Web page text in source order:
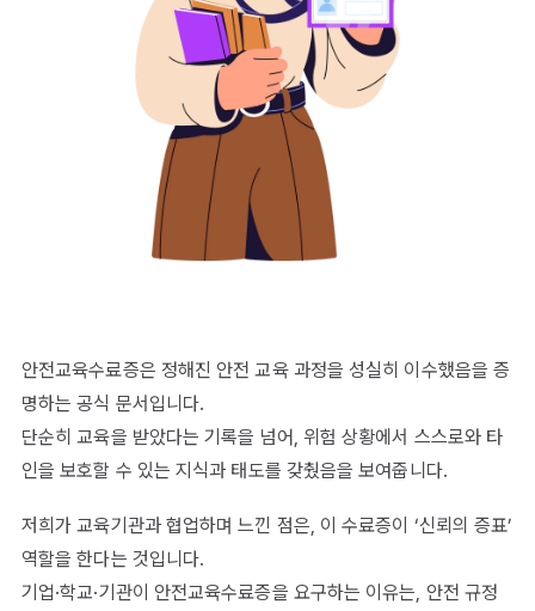
안전교육수료증은 정해진 안전 교육 과정을 성실히 이수했음을 증
명하는 공식 문서입니다.
단순히 교육을 받았다는 기록을 넘어, 위험 상황에서 스스로와 타
인을 보호할 수 있는 지식과 태도를 갖췄음을 보여줍니다.
저희가 교육기관과 협업하며 느낀 점은, 이 수료증이 ‘신뢰의 증표’
역할을 한다는 것입니다.
기업·학교·기관이 안전교육수료증을 요구하는 이유는, 안전 규정